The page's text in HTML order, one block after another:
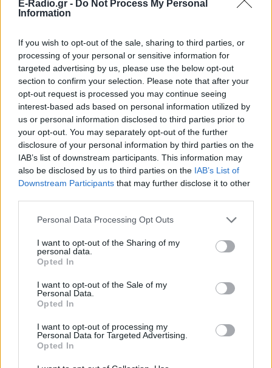
E-Radio.gr - Do Not Process My Personal
Information
If you wish to opt-out of the sale, sharing to third parties, or
processing of your personal or sensitive information for
targeted advertising by us, please use the below opt-out
section to confirm your selection. Please note that after your
opt-out request is processed you may continue seeing
interest-based ads based on personal information utilized by
us or personal information disclosed to third parties prior to
your opt-out. You may separately opt-out of the further
disclosure of your personal information by third parties on the
IAB’s list of downstream participants. This information may
also be disclosed by us to third parties on the IAB’s List of
Downstream Participants that may further disclose it to other
Personal Data Processing Opt Outs
I want to opt-out of the Sharing of my
personal data.
Opted In
I want to opt-out of the Sale of my
Personal Data.
Opted In
I want to opt-out of processing my
Personal Data for Targeted Advertising.
Opted In
Πουέρτο Ρίκο: Διανομή νερού
ΣΉΜΕΡΑ
Πώς διαχειρίζεται το Πουέρτο Ρίκο την
κρίση νερού και πώς επηρεάζεται η
καθημερινή ζωή των κατοίκων
Σαρωτικοί έλεγχοι στις
παραλίες με drones – Ποιες
περιοχές είχαν τις
περισσότερες παραβάσεις
Οι έλεγχοι στις παραλίες συνεχίζονται με
drones, ψηφιακά εργαλεία και
καταγγελίες πολιτών, καθώς οι
Φωτιά στο Ρέθυμνο: Οι
τέσσερις «ήρωες της
θάλασσας» που με τα σκάφη
απομάκρυνσης πολιτών και επισκεπτών
από τον Αγιο Παύλο και την Πρέβελη, την